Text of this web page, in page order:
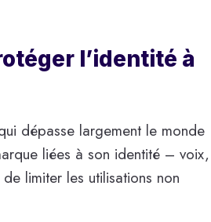
l’identité à
dépasse largement le monde
liées à son identité – voix,
limiter les utilisations non